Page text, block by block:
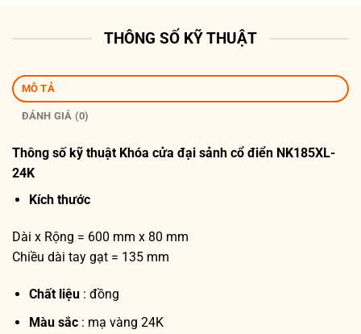
THÔNG SỐ KỸ THUẬT
MÔ TẢ
ĐÁNH GIÁ (0)
Thông số kỹ thuật Khóa cửa đại sảnh cổ điển NK185XL-
24K
Kích thước
Dài x Rộng = 600 mm x 80 mm
Chiều dài tay gạt = 135 mm
Chất liệu: đồng
Màu sắc: mạ vàng 24K